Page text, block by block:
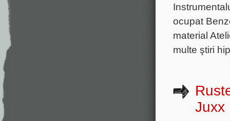
ocupat
material
multe ştiri
Juxx